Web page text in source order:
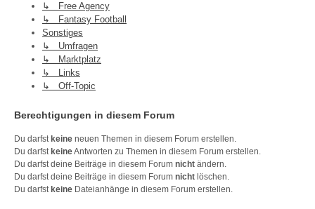
↳ Free Agency
↳ Fantasy Football
Sonstiges
↳ Umfragen
↳ Marktplatz
↳ Links
↳ Off-Topic
Berechtigungen in diesem Forum
Du darfst keine neuen Themen in diesem Forum erstellen.
Du darfst keineAntworten zu Themen in diesem Forum erstellen.
Du darfst deine Beiträge in diesem Forum nicht ändern.
Du darfst deine Beiträge in diesem Forum nicht löschen.
Du darfst keine Dateianhänge in diesem Forum erstellen.